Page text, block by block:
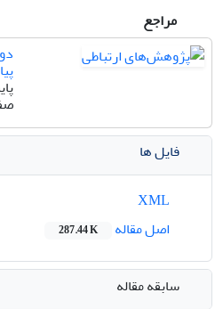
مراجع
فایل ها
اصل مقاله
287.44 K
سابقه مقاله